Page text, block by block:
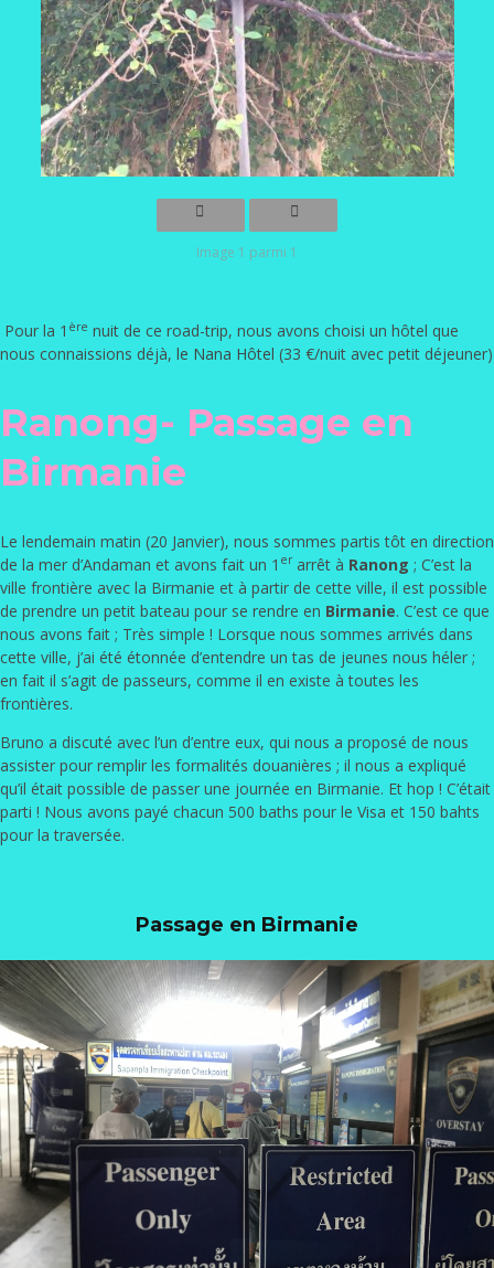
Image 1 parmi 1
Pour la 1 ère nuit de ce road-trip, nous avons choisi un hôtel que
nous connaissions déjà, le Nana Hôtel (33 €/nuit avec petit déjeuner)
Ranong- Passage en
Birmanie
Le lendemain matin (20 Janvier), nous sommes partis tôt en direction
de la mer d’Andaman et avons fait un 1 erarrêt à Ranong ; C’est la
ville frontière avec la Birmanie et à partir de cette ville, il est possible
de prendre un petit bateau pour se rendre en Birmanie. C’est ce que
nous avons fait ; Très simple ! Lorsque nous sommes arrivés dans
cette ville, j’ai été étonnée d’entendre un tas de jeunes nous héler ;
en fait il s’agit de passeurs, comme il en existe à toutes les
frontières.
Bruno a discuté avec l’un d’entre eux, qui nous a proposé de nous
assister pour remplir les formalités douanières ; il nous a expliqué
qu’il était possible de passer une journée en Birmanie. Et hop ! C’était
parti ! Nous avons payé chacun 500 baths pour le Visa et 150 bahts
pour la traversée.
Passage en Birmanie